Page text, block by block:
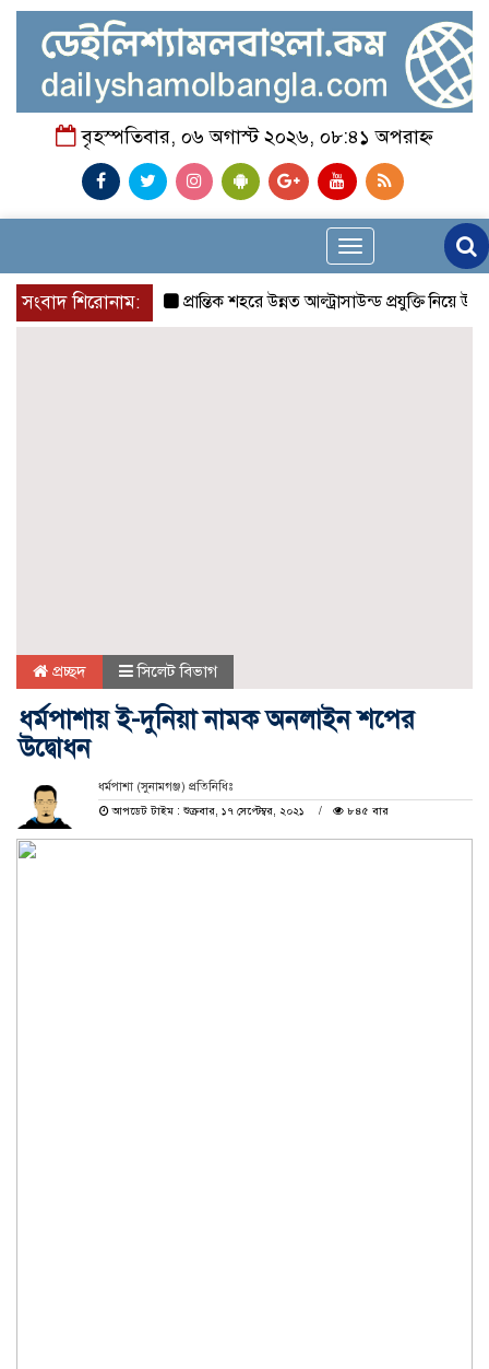
বৃহস্পতিবার, ০৬ অগাস্ট ২০২৬, ০৮:৪১ অপরাহ্ন
Toggle
navigation
সংবাদ শিরোনাম:
প্রান্তিক শহরে উন্নত আল্ট্রাসাউন্ড প্রযুক্তি নিয়ে
প্রচ্ছদ সিলেট বিভাগ
ধর্মপাশায় ই-দুনিয়া নামক অনলাইন শপের
উদ্বোধন
ধর্মপাশা (সুনামগঞ্জ) প্রতিনিধিঃ
আপডেট টাইম : শুক্রবার, ১৭ সেপ্টেম্বর, ২০২১
৮৪৫ বার